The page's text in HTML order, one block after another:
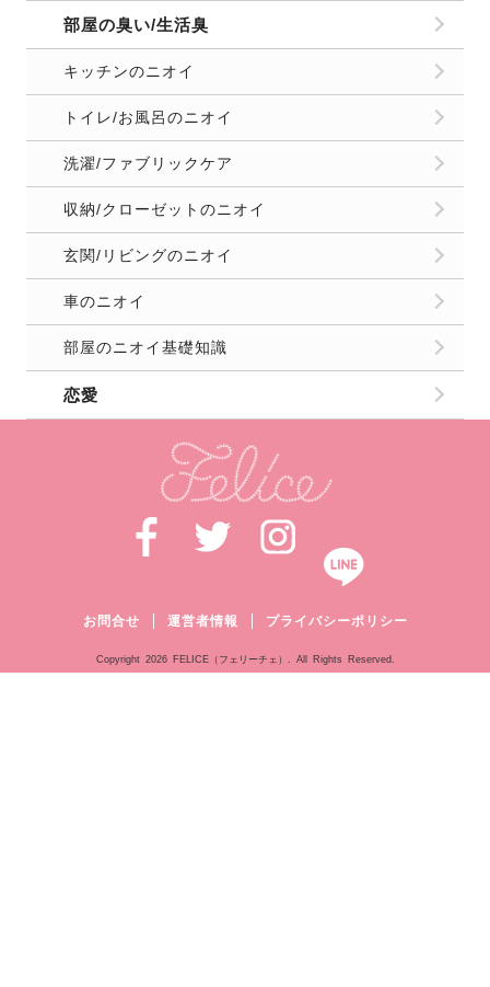
部屋の臭い/生活臭
キッチンのニオイ
トイレ/お風呂のニオイ
洗濯/ファブリックケア
収納/クローゼットのニオイ
玄関/リビングのニオイ
車のニオイ
部屋のニオイ基礎知識
恋愛
お問合せ 運営者情報 プライバシーポリシー
Copyright 2026 FELICE（フェリーチェ）. All Rights Reserved.